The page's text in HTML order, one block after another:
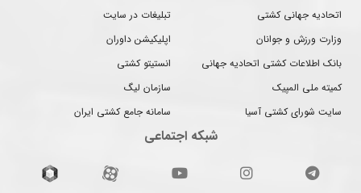
اتحادیه جهانی کشتی
وزارت ورزش و جوانان
بانک اطلاعات کشتی اتحادیه جهانی
کمیته ملی المپیک
سایت شورای کشتی آسیا
تبلیغات در سایت
اپلیکیشن داوران
انستیتو کشتی
سازمان لیگ
سامانه جامع کشتی ایران
شبکه اجتماعی